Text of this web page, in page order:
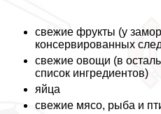
свежие фрукты (у
консервированных
свежие овощи (в
список ингредиентов)
яйца
свежие мясо, рыба и